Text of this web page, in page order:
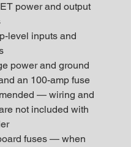
power and output
level inputs and
power and ground
an 100-amp fuse
— wiring and
not included with
fuses — when